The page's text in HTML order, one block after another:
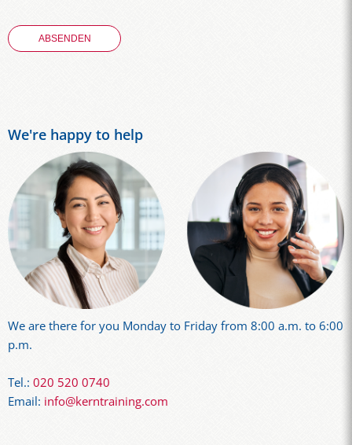
We're happy to help
We are there for you Monday to Friday from 8:00 a.m. to 6:00
p.m.
Tel.: 020 520 0740
Email: info@kerntraining.com